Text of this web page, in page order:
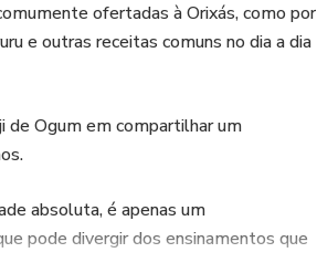
ofertadas à Orixás, como por
e outras receitas comuns no dia a dia
de Ogum em compartilhar um
absoluta, é apenas um
pode divergir dos ensinamentos que